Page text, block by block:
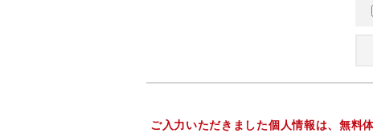
ご入力いただきました個人情報は、無料